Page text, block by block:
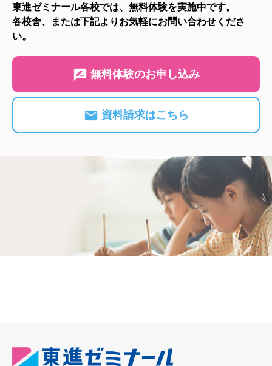
東進ゼミナール各校では、無料体験を実施中です。
各校舎、または下記よりお気軽にお問い合わせくださ
い。
無料体験のお申し込み
資料請求はこちら